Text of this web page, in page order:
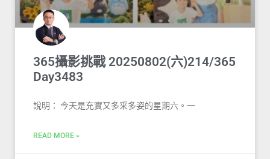
365攝影挑戰 20250802(六)214/365
Day3483
說明： 今天是充實又多采多姿的星期六。一
READ MORE »